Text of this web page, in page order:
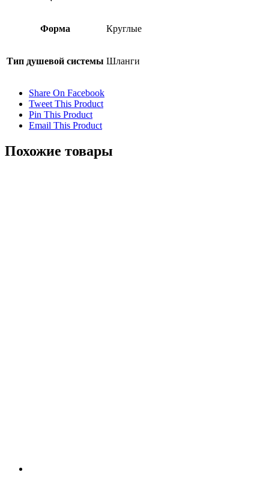
Форма Круглые
Тип душевой системы Шланги
Share On Facebook
Tweet This Product
Pin This Product
Email This Product
Похожие товары